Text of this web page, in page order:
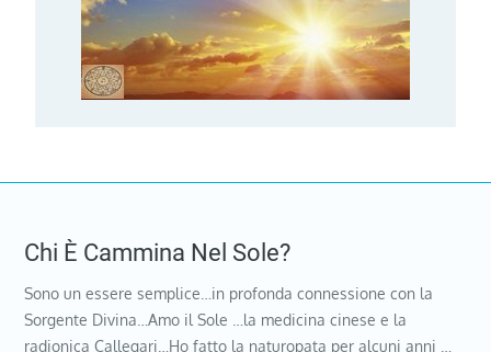
Chi È Cammina Nel Sole?
Sono un essere semplice…in profonda connessione con la
Sorgente Divina…Amo il Sole …la medicina cinese e la
radionica Callegari…Ho fatto la naturopata per alcuni anni …